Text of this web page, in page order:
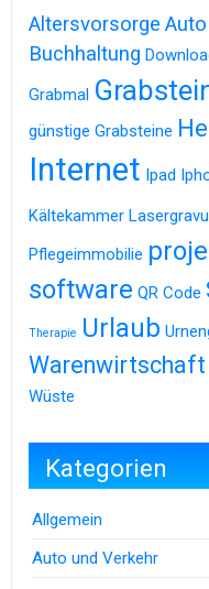
Altersvorsorge Auto
Buchhaltung
Grabmal
günstige Grabsteine
Internet Ipad
Kältekammer
Pflegeimmobilie
software QR Code
Therapie Urlaub
Warenwirtschaft
Wüste
Kategorien
Allgemein
Auto und Verkehr